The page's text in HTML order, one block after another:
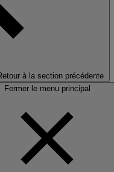
à la section précédente
Fermer le menu principal